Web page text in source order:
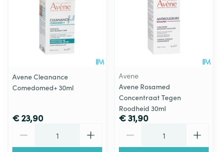
Avene Cleanance
Comedomed+ 30ml
€ 23,90
Avene
Avene Rosamed
Concentraat Tegen
Roodheid 30ml
€ 31,90